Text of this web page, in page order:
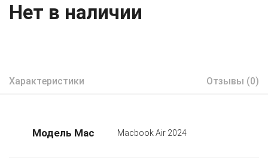
Нет в наличии
Характеристики Отзывы (0)
Модель Mac Macbook Air 2024